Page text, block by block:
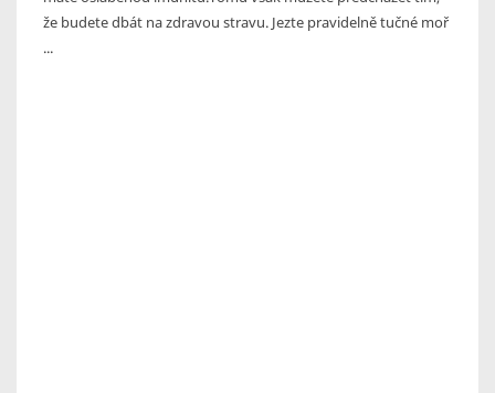
že budete dbát na zdravou stravu. Jezte pravidelně tučné moř
...